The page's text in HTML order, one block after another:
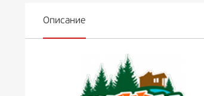
Описание